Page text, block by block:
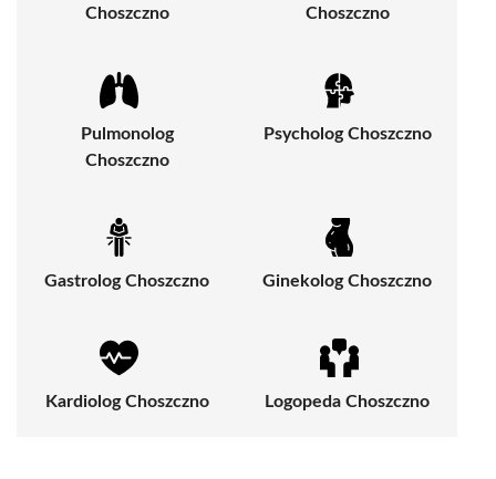
Choszczno
Choszczno
Pulmonolog
Choszczno
Psycholog Choszczno
Gastrolog Choszczno Ginekolog Choszczno
Kardiolog Choszczno Logopeda Choszczno